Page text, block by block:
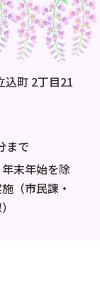
町 2丁目21
まで
末年始を除
（市民課・